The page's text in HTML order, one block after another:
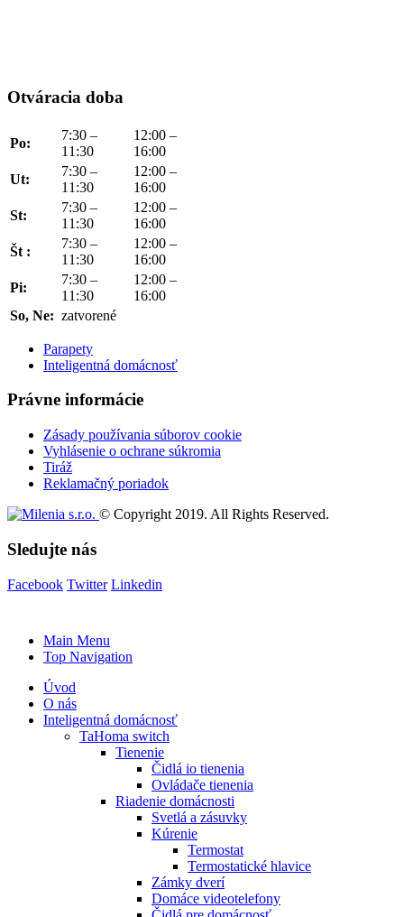
Otváracia doba
Po:
7:30 –
11:30
12:00 –
16:00
Ut:
7:30 –
11:30
12:00 –
16:00
St:
7:30 –
11:30
12:00 –
16:00
Št :
7:30 –
11:30
12:00 –
16:00
Pi:
7:30 –
11:30
12:00 –
16:00
So, Ne: zatvorené
Parapety
Inteligentná domácnosť
Právne informácie
Zásady používania súborov cookie
Vyhlásenie o ochrane súkromia
Tiráž
Reklamačný poriadok
© Copyright 2019. All Rights Reserved.
Sledujte nás
Facebook Twitter Linkedin
Main Menu
Top Navigation
Úvod
O nás
Inteligentná domácnosť
TaHoma switch
Tienenie
Čidlá io tienenia
Ovládače tienenia
Riadenie domácnosti
Svetlá a zásuvky
Kúrenie
Termostat
Termostatické hlavice
Zámky dverí
Domáce videotelefony